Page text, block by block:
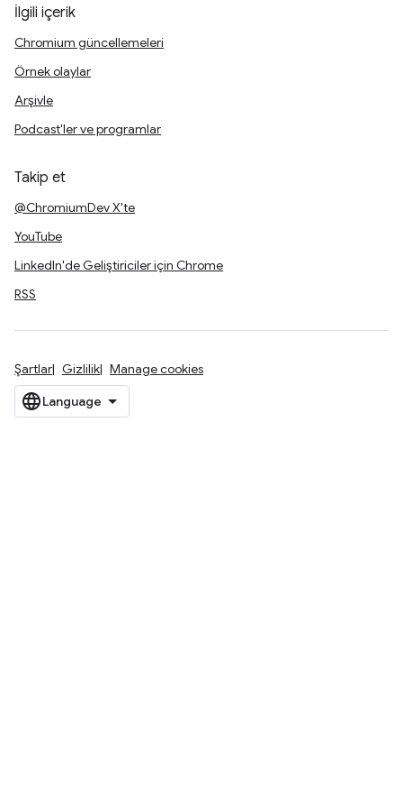
İlgili içerik
Chromium güncellemeleri
Örnek olaylar
Arşivle
Podcast'ler ve programlar
Takip et
@ChromiumDev X'te
YouTube
LinkedIn'de Geliştiriciler için Chrome
RSS
Şartlar Gizlilik Manage cookies